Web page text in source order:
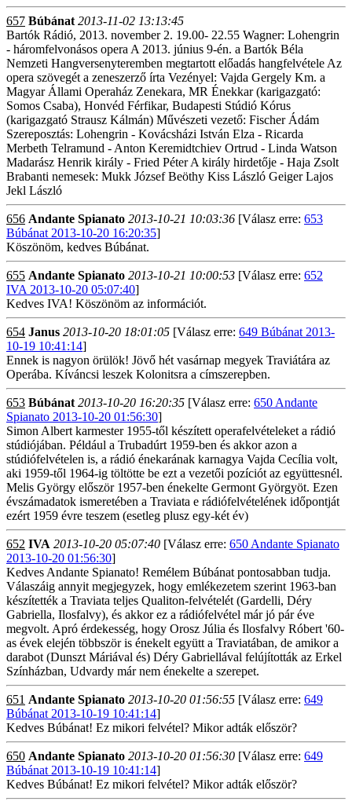
657 Búbánat 2013-11-02 13:13:45
Bartók Rádió, 2013. november 2. 19.00- 22.55 Wagner: Lohengrin
- háromfelvonásos opera A 2013. június 9-én. a Bartók Béla
Nemzeti Hangversenyteremben megtartott előadás hangfelvétele Az
opera szövegét a zeneszerző írta Vezényel: Vajda Gergely Km. a
Magyar Állami Operaház Zenekara, MR Énekkar (karigazgató:
Somos Csaba), Honvéd Férfikar, Budapesti Stúdió Kórus
(karigazgató Strausz Kálmán) Művészeti vezető: Fischer Ádám
Szereposztás: Lohengrin - Kovácsházi István Elza - Ricarda
Merbeth Telramund - Anton Keremidtchiev Ortrud - Linda Watson
Madarász Henrik király - Fried Péter A király hirdetője - Haja Zsolt
Brabanti nemesek: Mukk József Beöthy Kiss László Geiger Lajos
Jekl László
656 Andante Spianato 2013-10-21 10:03:36 [Válasz erre: 653
Búbánat 2013-10-20 16:20:35]
Köszönöm, kedves Búbánat.
655 Andante Spianato 2013-10-21 10:00:53 [Válasz erre: 652
IVA 2013-10-20 05:07:40]
Kedves IVA! Köszönöm az információt.
654 Janus 2013-10-20 18:01:05 [Válasz erre: 649 Búbánat 2013-
10-19 10:41:14]
Ennek is nagyon örülök! Jövő hét vasárnap megyek Traviátára az
Operába. Kíváncsi leszek Kolonitsra a címszerepben.
653 Búbánat 2013-10-20 16:20:35 [Válasz erre: 650 Andante
Spianato 2013-10-20 01:56:30]
Simon Albert karmester 1955-től készített operafelvételeket a rádió
stúdiójában. Például a Trubadúrt 1959-ben és akkor azon a
stúdiófelvételen is, a rádió énekarának karnagya Vajda Cecília volt,
aki 1959-től 1964-ig töltötte be ezt a vezetői pozíciót az együttesnél.
Melis György először 1957-ben énekelte Germont Györgyöt. Ezen
évszámadatok ismeretében a Traviata e rádiófelvételének időpontját
ezért 1959 évre teszem (esetleg plusz egy-két év)
652 IVA 2013-10-20 05:07:40 [Válasz erre: 650 Andante Spianato
2013-10-20 01:56:30]
Kedves Andante Spianato! Remélem Búbánat pontosabban tudja.
Válaszáig annyit megjegyzek, hogy emlékezetem szerint 1963-ban
készítették a Traviata teljes Qualiton-felvételét (Gardelli, Déry
Gabriella, Ilosfalvy), és akkor ez a rádiófelvétel már jó pár éve
megvolt. Apró érdekesség, hogy Orosz Júlia és Ilosfalvy Róbert '60-
as évek elején többször is énekelt együtt a Traviatában, de amikor a
darabot (Dunszt Máriával és) Déry Gabriellával felújították az Erkel
Színházban, Udvardy már nem énekelte a szerepet.
651 Andante Spianato 2013-10-20 01:56:55 [Válasz erre: 649
Búbánat 2013-10-19 10:41:14]
Kedves Búbánat! Ez mikori felvétel? Mikor adták először?
650 Andante Spianato 2013-10-20 01:56:30 [Válasz erre: 649
Búbánat 2013-10-19 10:41:14]
Kedves Búbánat! Ez mikori felvétel? Mikor adták először?